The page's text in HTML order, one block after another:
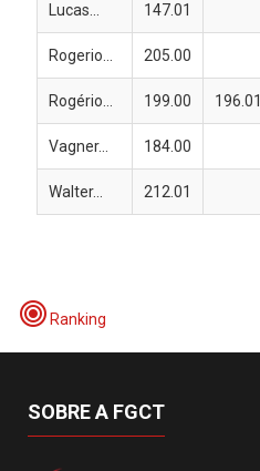
Lucas... 147.01
Rogerio... 205.00
Rogério... 199.00 196.01
Vagner... 184.00
Walter... 212.01
Ranking
SOBRE A FGCT